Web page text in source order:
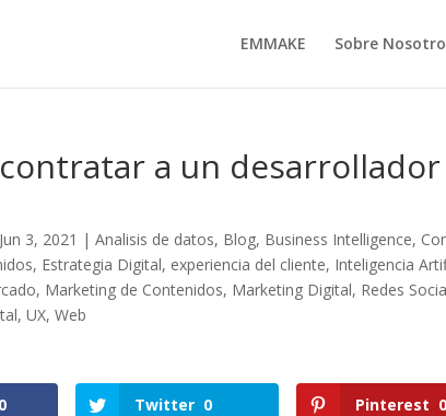
EMMAKE Sobre
a un
Jun 3, 2021 |Analisis de datos, Blog, Business Intelligence,
, Estrategia Digital, experiencia del cliente, Inteligencia
, Marketing de Contenidos, Marketing Digital, Redes
,UX,Web
0 Twitter 0 Pinterest 0